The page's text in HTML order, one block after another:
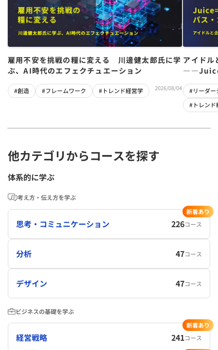
雇用不安を挑戦の糧に変える 川邊健太郎氏に学
ぶ、AI時代のエフェクチュエーション
#創造 #フレームワーク #トレンド経営学 2026/08/04
アイドル
#リーダー
#トレンド
他カテゴリからコースを探す
体系的に学ぶ
考え方・伝え方を学ぶ
思考・コミュニケーション 226コース
新着あり
分析 47コース
デザイン 47コース
ビジネスの基礎を学ぶ
経営戦略 241コース
新着あり